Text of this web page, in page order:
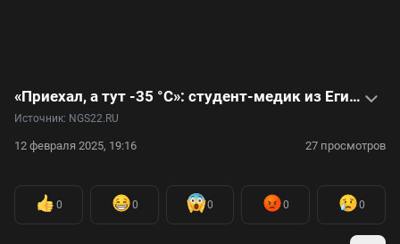
«Приехал, а тут -35 °C»: студент-медик из Египта ухаживает в России за детьми с неизлечимыми болезнями — видео
Источник: NGS22.RU
12 февраля 2025, 19:16 27 просмотров
0 0 0 0 0